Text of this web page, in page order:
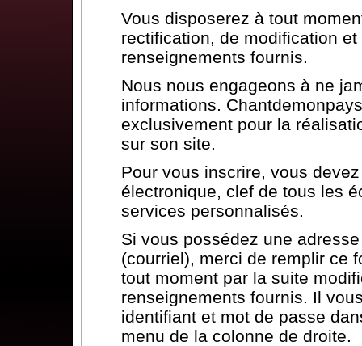
Vous disposerez à tout
rectification, de modification
renseignements fournis.
Nous nous engageons à ne
informations.
exclusivement pour la
sur son site.
Pour vous inscrire, vous
électronique, clef de tous les
services personnalisés.
Si vous possédez une
(courriel), merci de remplir ce
tout moment par la suite
renseignements fournis. Il
identifiant et mot de passe
menu de la colonne de droite.